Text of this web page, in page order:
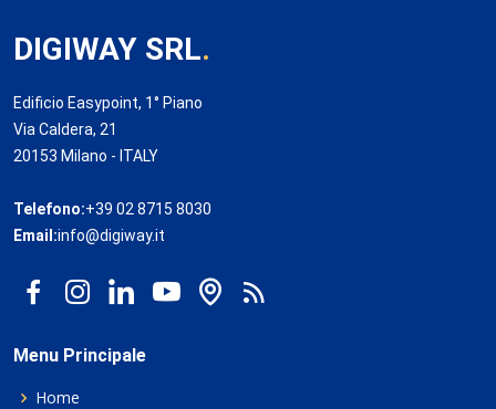
DIGIWAY SRL.
Edificio Easypoint, 1° Piano
Via Caldera, 21
20153 Milano - ITALY
Telefono:+39 02 8715 8030
Email:info@digiway.it
Menu Principale
Home